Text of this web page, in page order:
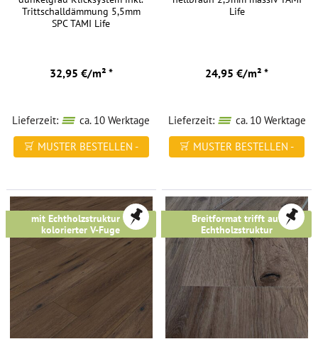
Trittschalldämmung 5,5mm
SPC TAMI Life
32,95 €/m² *
Lieferzeit:
ca. 10 Werktage
MUSTER BESTELLEN -
Life
24,95 €/m² *
Lieferzeit:
ca. 10 Werktage
MUSTER BESTELLEN -
mit Echtholzstruktur &
kolorierter V-Fuge
Breitformat trifft auf
Echtholzstruktur